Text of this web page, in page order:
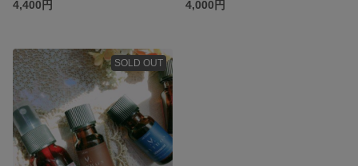
4,400円 4,000円
SOLD OUT